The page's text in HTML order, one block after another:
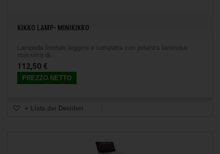
KIKKO LAMP- MINIKIKKO
Lampada frontale leggera e compatta con potenza luminosa
massima di...
112,50 €
PREZZO NETTO
+ Lista dei Desideri